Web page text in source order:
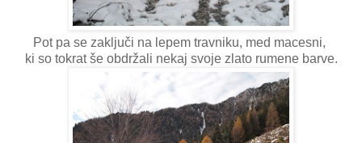
Pot pa se zaključi na lepem travniku, med macesni,
ki so tokrat še obdržali nekaj svoje zlato rumene barve.